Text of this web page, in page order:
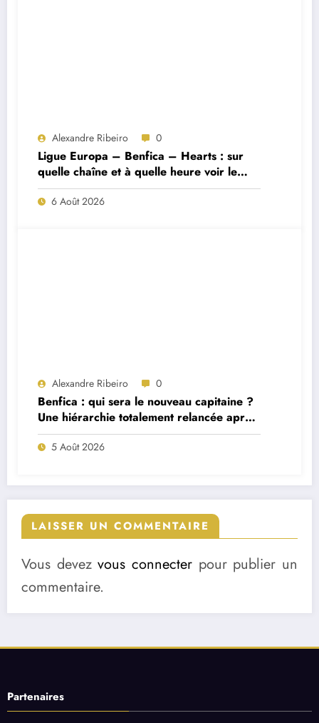
Alexandre Ribeiro 0
Ligue Europa – Benfica – Hearts : sur
quelle chaîne et à quelle heure voir le
match ?
6 Août 2026
Alexandre Ribeiro 0
Benfica : qui sera le nouveau capitaine ?
Une hiérarchie totalement relancée après
deux départs majeurs
5 Août 2026
LAISSER UN COMMENTAIRE
Vous devezvous connecter pour publier un
commentaire.
Partenaires